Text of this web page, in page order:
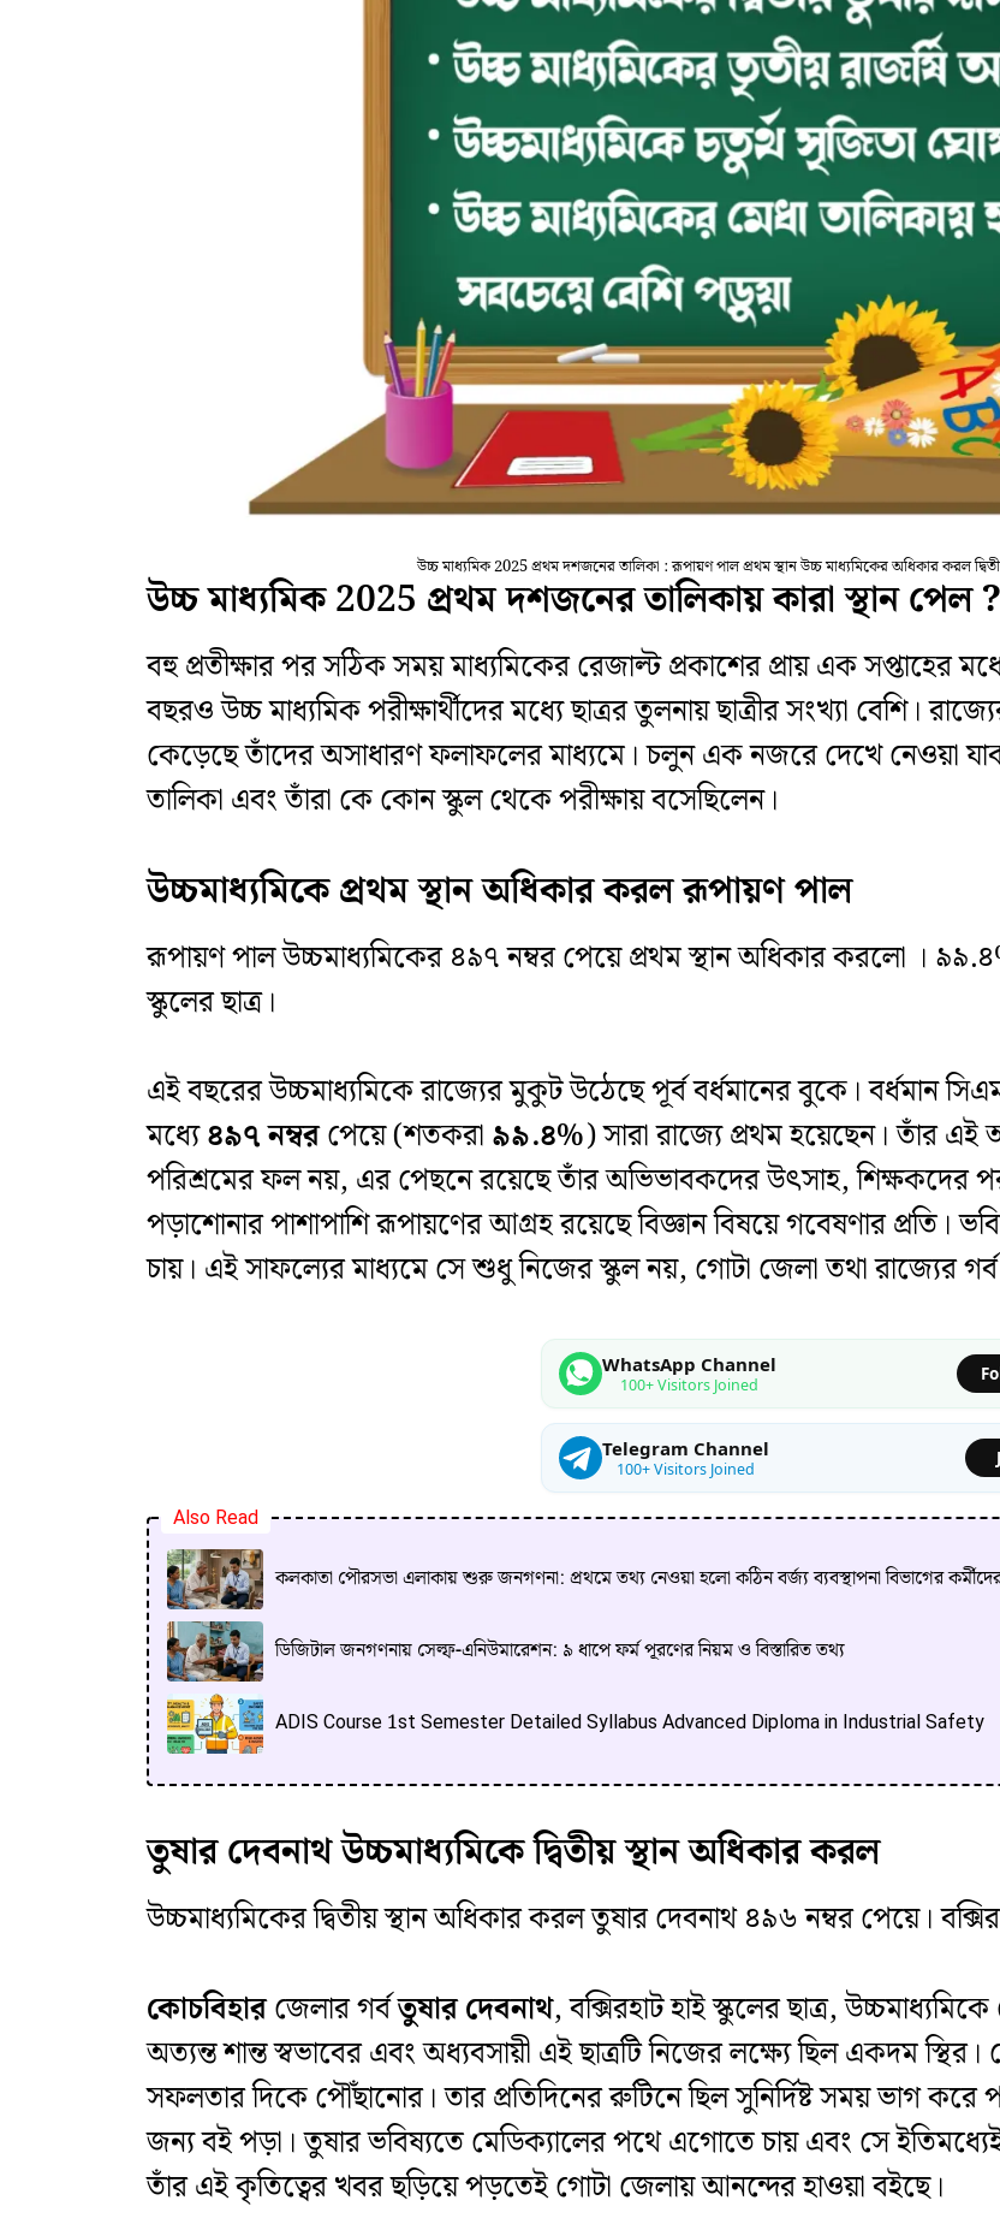
উচ্চ মাধ্যমিক 2025 প্রথম দশজনের তালিকা : রূপায়ণ পাল প্রথম স্থান উচ্চ মাধ্যমিকের অধিকার করল
উচ্চ মাধ্যমিক 2025 প্রথম দশজনের তালিকায় কারা স্থান পেল ?
বহু প্রতীক্ষার পর সঠিক সময় মাধ্যমিকের রেজাল্ট প্রকাশের প্রায় এক সপ্তাহের
বছরও উচ্চ মাধ্যমিক পরীক্ষার্থীদের মধ্যে ছাত্রর তুলনায় ছাত্রীর সংখ্যা বেশি।
কেড়েছে তাঁদের অসাধারণ ফলাফলের মাধ্যমে। চলুন এক নজরে দেখে নেওয়া
তালিকা এবং তাঁরা কে কোন স্কুল থেকে পরীক্ষায় বসেছিলেন।
উচ্চমাধ্যমিকে প্রথম স্থান অধিকার করল রূপায়ণ পাল
রূপায়ণ পাল উচ্চমাধ্যমিকের ৪৯৭ নম্বর পেয়ে প্রথম স্থান অধিকার করলো ।
স্কুলের ছাত্র।
এই বছরের উচ্চমাধ্যমিকে রাজ্যের মুকুট উঠেছে পূর্ব বর্ধমানের বুকে। বর্ধমান
মধ্যে৪৯৭ নম্বরপেয়ে (শতকরা ৯৯.৪%) সারা রাজ্যে প্রথম হয়েছেন। তাঁর
পরিশ্রমের ফল নয়, এর পেছনে রয়েছে তাঁর অভিভাবকদের উৎসাহ, শিক্ষকদের
পড়াশোনার পাশাপাশি রূপায়ণের আগ্রহ রয়েছে বিজ্ঞান বিষয়ে গবেষণার প্রতি।
চায়। এই সাফল্যের মাধ্যমে সে শুধু নিজের স্কুল নয়, গোটা জেলা তথা রাজ্যের
WhatsApp Channel
100+ Visitors Joined
Telegram Channel
100+ Visitors Joined
Also Read
কলকাতা পৌরসভা এলাকায় শুরু জনগণনা: প্রথমে তথ্য নেওয়া হলো কঠিন বর্জ্য ব্যবস্থাপনা বিভাগের
ডিজিটাল জনগণনায় সেল্ফ-এনিউমারেশন: ৯ ধাপে ফর্ম পূরণের নিয়ম ও বিস্তারিত তথ্য
ADIS Course 1st Semester Detailed Syllabus Advanced Diploma in Industrial Safety
তুষার দেবনাথ উচ্চমাধ্যমিকে দ্বিতীয় স্থান অধিকার করল
উচ্চমাধ্যমিকের দ্বিতীয় স্থান অধিকার করল তুষার দেবনাথ ৪৯৬ নম্বর পেয়ে।
কোচবিহারজেলার গর্বতুষার দেবনাথ, বক্সিরহাট হাই স্কুলের ছাত্র,
অত্যন্ত শান্ত স্বভাবের এবং অধ্যবসায়ী এই ছাত্রটি নিজের লক্ষ্যে ছিল একদম
সফলতার দিকে পৌঁছানোর। তার প্রতিদিনের রুটিনে ছিল সুনির্দিষ্ট সময় ভাগ
জন্য বই পড়া। তুষার ভবিষ্যতে মেডিক্যালের পথে এগোতে চায় এবং সে
তাঁর এই কৃতিত্বের খবর ছড়িয়ে পড়তেই গোটা জেলায় আনন্দের হাওয়া বইছে।